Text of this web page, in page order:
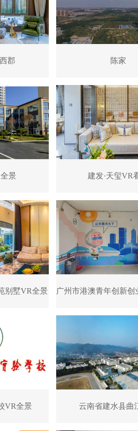
郡 陈家
景 建发·天玺VR
别墅VR全景 广州市港澳青年创新创
VR全景 云南省建水县曲